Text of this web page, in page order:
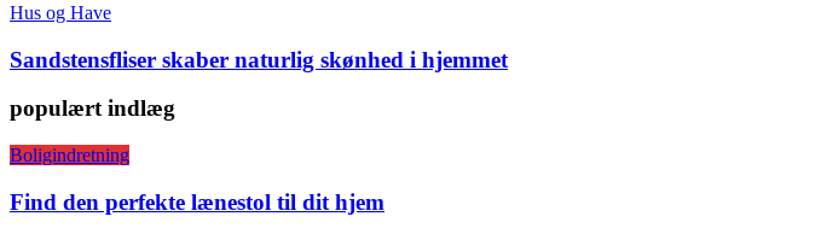
Hus og Have
Sandstensfliser skaber naturlig skønhed i hjemmet
populært indlæg
Boligindretning
Find den perfekte lænestol til dit hjem